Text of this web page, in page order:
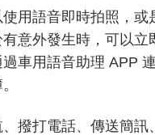
用語音即時拍照，或
意外發生時，可以立
車用語音助理 APP
撥打電話、傳送簡訊